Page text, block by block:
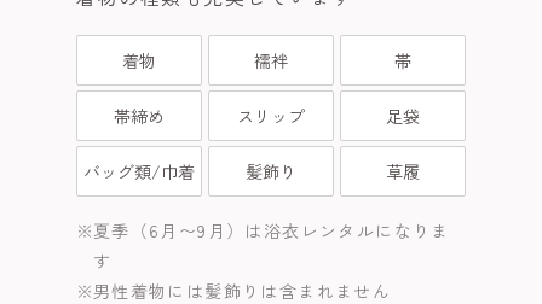
着物 襦袢 帯
帯締め スリップ 足袋
バッグ類/巾着 髪飾り 草履
夏季（6月〜9月）は浴衣レンタルになりま
す
男性着物には髪飾りは含まれません